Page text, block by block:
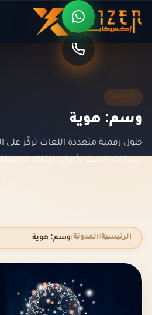
وسم: هوية
حلول رقمية متعددة اللغات تركّز على
محركات البحث وأدوات الذكاء
الرئيسية المدونة وسم: هوية